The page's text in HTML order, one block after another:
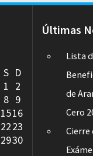
S D
1
2
8 9
1516
2223
2930
Últimas
Lista
de
Cero
Cierre